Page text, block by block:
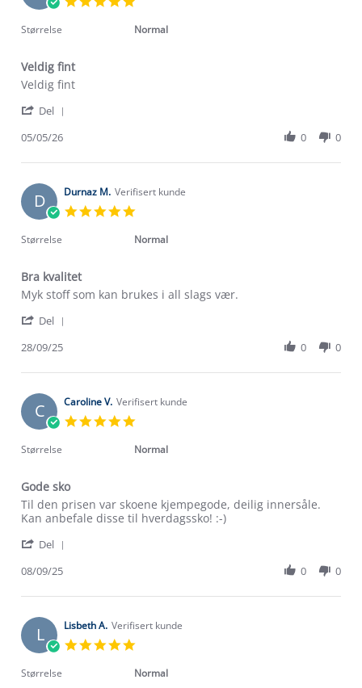
rating
Størrelse Normal
Veldig fint
Review
Katia
on
May
2026
review
Veldig
Veldig fint
Del
Katia
on
5
May
05/05/26 0 0
D Durnaz M. Verifisert kunde
rating
Størrelse Normal
Bra kvalitet
Review
Durnaz
on
Sep
2025
review
Bra
Myk stoff som kan brukes i all slags vær.
Del
Durnaz
on
28
Sep
28/09/25 0 0
C Caroline V. Verifisert kunde
rating
Størrelse Normal
Gode sko
Review
by
V.
8
2025
review
stating
sko
Til den prisen var skoene kjempegode, deilig innersåle.
Kan anbefale disse til hverdagssko! :-)
Del
Caroline
on
8
Sep
08/09/25 0 0
L Lisbeth A. Verifisert kunde
rating
Størrelse Normal